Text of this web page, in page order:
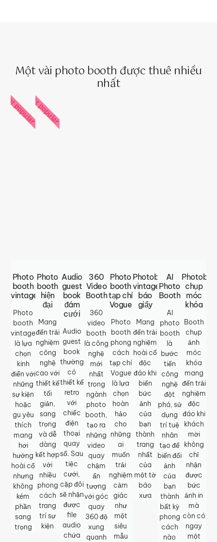
Một vài photo booth được thuê nhiều
nhất
Photo
booth
vintage
Photo
booth
vintage
là lựa
chọn
kinh
điển với
những
sự kiện
hoặc
gu yêu
thích
mang
hơi
hướng
hoài cổ
nhưng
không
kém
phần
sang
trọng
Most popular
Photo
booth
hiện
đại
Mang
đến trải
nghiệm
công
nghệ
cao với
thiết kế
tối
giản,
sang
trọng
và dễ
dàng
kết hợp
với
nhiều
phong
cách
trang
trí sự
kiện
Most popular
Audio
guest
book
đám
cưới
Audio
guest
book
thường
có
thiết kế
retro
với
chiếc
điện
thoại
quay
số. Sau
tiệc
cưới,
cặp đôi
sẽ nhận
được
file
audio
chứa
360
Video
Booth
360
video
booth
là công
nghệ
mới
nhất
trong
ngành
photo
booth,
tạo ra
những
video
quay
chậm
ấn
tượng
với góc
quay
360 độ
xung
quanh
Photo
booth
tạp chí
Vogue
Photo
booth
phong
cách
tạp chí
Vogue
là lựa
chọn
hoàn
hảo
cho
những
ai
muốn
trải
nghiệm
cảm
giác
như
một
siêu
mẫu
Photobooth
vintage
báo
giấy
Mang
đến trải
nghiệm
hoài cổ
độc
đáo khi
biến
bức
ảnh
của
bạn
thành
trang
nhất
của
một tờ
báo
xưa
AI
Photo
Booth
AI
photo
booth
là
bước
tiến
công
nghệ
đột
phá, sử
dụng
trí tuệ
nhân
tạo để
biến đổi
ảnh
của
bạn
thành
bất kỳ
phong
cách
nào
chụp
móc
khóa
Booth
chụp
ảnh
móc
khóa
mang
đến trải
nghiệm
độc
đáo khi
khách
mời
không
chỉ
nhận
được
bức
ảnh in
mà
còn có
ngay
một